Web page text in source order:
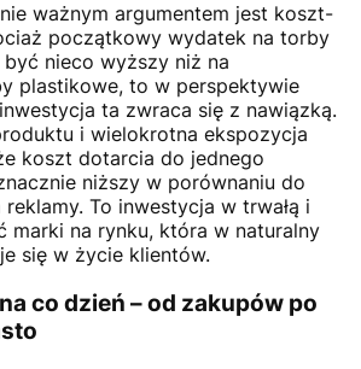
ważnym argumentem jest koszt-
początkowy wydatek na torby
być nieco wyższy niż na
plastikowe, to w perspektywie
ta zwraca się z nawiązką.
i wielokrotna ekspozycja
koszt dotarcia do jednego
niższy w porównaniu do
To inwestycja w trwałą i
marki na rynku, która w naturalny
się w życie klientów.
co dzień – od zakupów po